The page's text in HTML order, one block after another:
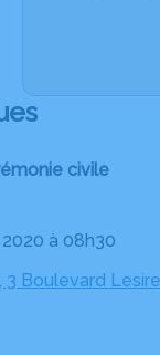
civile
2020 à 08h30
3 Boulevard